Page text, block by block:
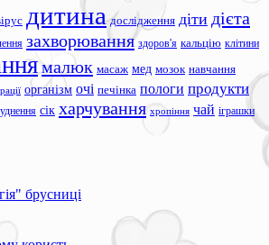
дитина дослідження діти дієта
захворювання здоров'я кальцію клітини
малюк масаж мед мозок навчання
організм очі печінка пологи продукти
сік харчування хропіння чай іграшки
брусниці